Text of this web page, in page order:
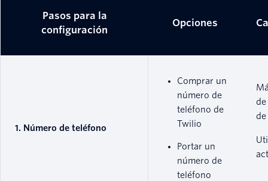
Pasos para la
configuración
Opciones
1. Número de teléfono
Comprar un
número de
teléfono de
Twilio
Portar un
número de
teléfono